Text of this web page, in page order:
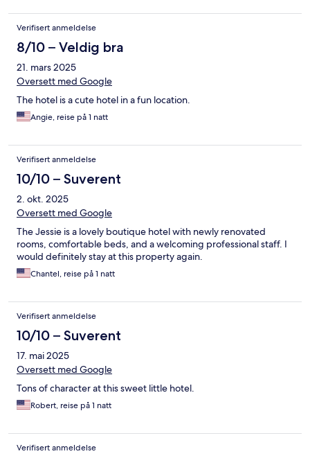
Verifisert anmeldelse
8/10 – Veldig bra
21. mars 2025
Oversett med Google
The hotel is a cute hotel in a fun location.
Angie, reise på 1 natt
Verifisert anmeldelse
10/10 – Suverent
2. okt. 2025
Oversett med Google
The Jessie is a lovely boutique hotel with newly renovated
rooms, comfortable beds, and a welcoming professional staff. I
would definitely stay at this property again.
Chantel, reise på 1 natt
Verifisert anmeldelse
10/10 – Suverent
17. mai 2025
Oversett med Google
Tons of character at this sweet little hotel.
Robert, reise på 1 natt
Verifisert anmeldelse